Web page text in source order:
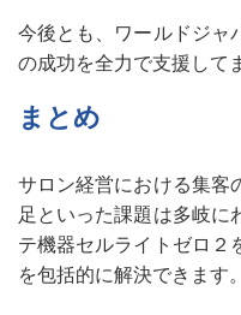
今後とも、ワールドジャ
の成功を全力で支援して
まとめ
サロン経営における集客
足といった課題は多岐に
テ機器セルライトゼロ２
を包括的に解決できます。